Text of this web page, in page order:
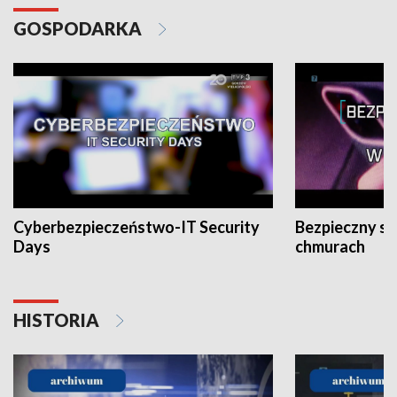
GOSPODARKA
Cyberbezpieczeństwo-IT Security
Days
Bezpieczny
chmurach
HISTORIA